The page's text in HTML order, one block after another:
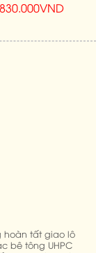
830.000VND
hoàn tất giao lô
bê tông UHPC